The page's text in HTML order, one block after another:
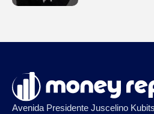
Avenida Presidente Juscelino